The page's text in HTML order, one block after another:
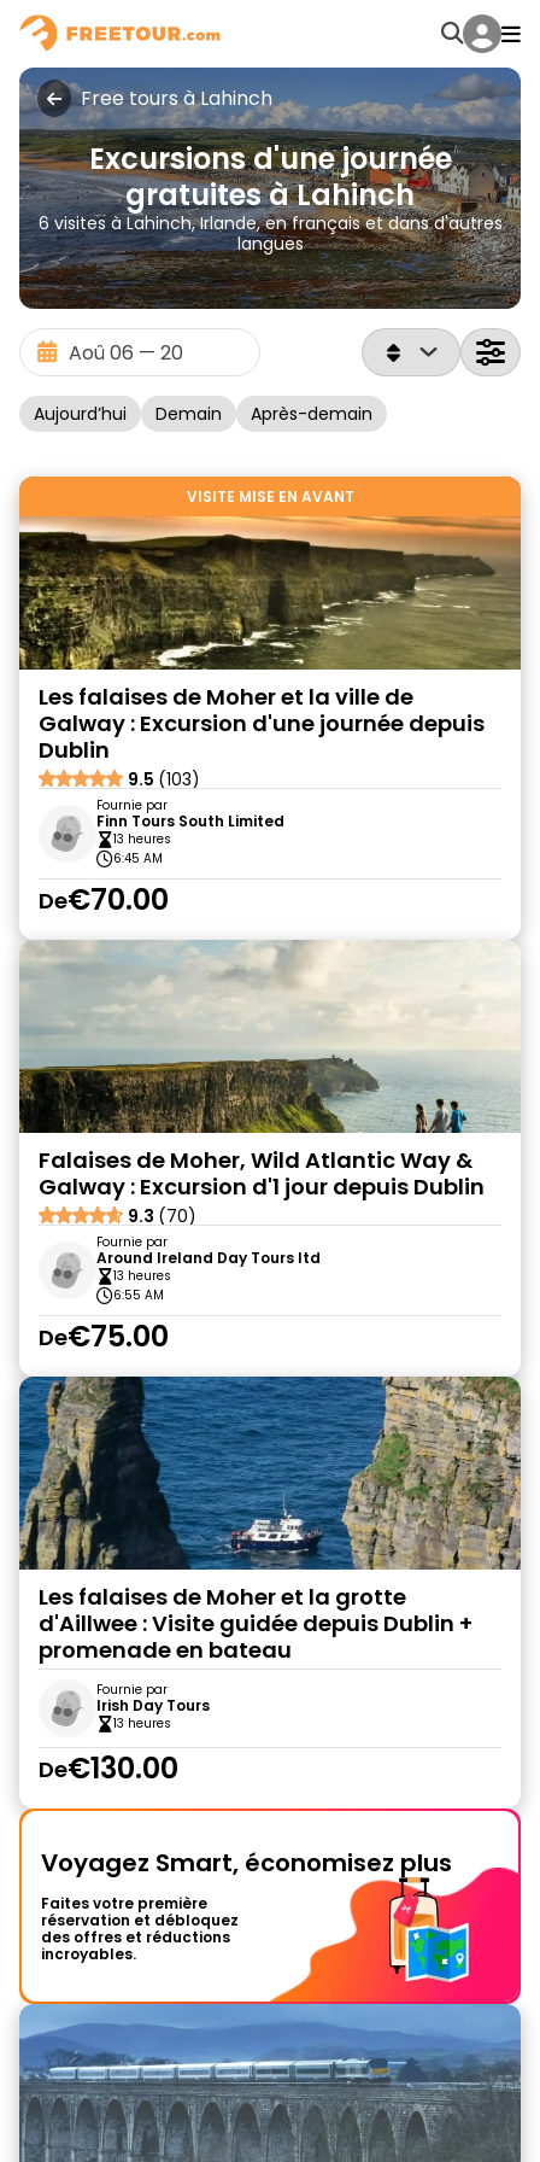
Free tours à Lahinch
Excursions d'une journée
gratuites à Lahinch
6 visites à Lahinch, Irlande, en français et dans d'autres
langues
Aujourd’hui Demain Après-demain
VISITE MISE EN AVANT
Les falaises de Moher et la ville de
Galway : Excursion d'une journée depuis
Dublin
9.5 (103)
Fournie par
Finn Tours South Limited
13 heures
6:45 AM
De€70.00
Falaises de Moher, Wild Atlantic Way &
Galway : Excursion d'1 jour depuis Dublin
9.3 (70)
Fournie par
Around Ireland Day Tours ltd
13 heures
6:55 AM
De€75.00
Les falaises de Moher et la grotte
d'Aillwee : Visite guidée depuis Dublin +
promenade en bateau
Fournie par
Irish Day Tours
13 heures
De€130.00
Voyagez Smart, économisez plus
Faites votre première
réservation et débloquez
des offres et réductions
incroyables.